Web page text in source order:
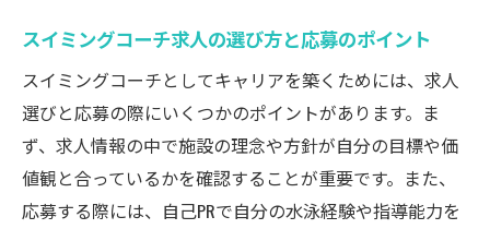
の心得
スイミングスクールでの成長とチームワーク
スイミングスクールでのチームワークの重
要性
個人の成長とチームで働く意義
ライフガードとしてのチーム内での役割
スイミングコーチ求人の選び方と応募のポイント
スイミングコーチとしてキャリアを築くためには、求人
選びと応募の際にいくつかのポイントがあります。ま
ず、求人情報の中で施設の理念や方針が自分の目標や価
値観と合っているかを確認することが重要です。また、
応募する際には、自己PRで自分の水泳経験や指導能力を